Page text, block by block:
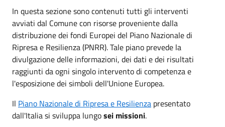
In questa sezione sono contenuti tutti gli interventi
avviati dal Comune con risorse proveniente dalla
distribuzione dei fondi Europei del Piano Nazionale di
Ripresa e Resilienza (PNRR). Tale piano prevede la
divulgazione delle informazioni, dei dati e dei risultati
raggiunti da ogni singolo intervento di competenza e
l'esposizione dei simboli dell'Unione Europea.
Il Piano Nazionale di Ripresa e Resilienza presentato
dall'Italia si sviluppa lungosei missioni.